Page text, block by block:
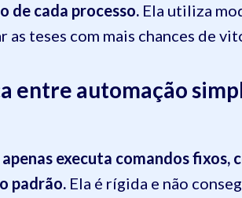
de cada processo. Ela utiliza
as teses com mais chances de
entre automação
executa comandos fixos,
padrão. Ela é rígida e não